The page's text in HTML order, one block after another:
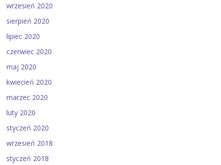
wrzesień 2020
sierpień 2020
lipiec 2020
czerwiec 2020
maj 2020
kwiecień 2020
marzec 2020
luty 2020
styczeń 2020
wrzesień 2018
styczeń 2018